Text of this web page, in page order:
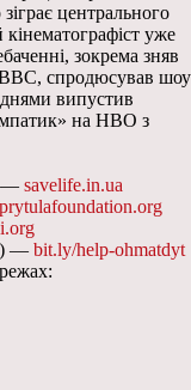
центрального
уже
зокрема зняв
спродюсував шоу
випустив
на HBO з
— savelife.in.ua
prytulafoundation.org
— bit.ly/help-ohmatdyt